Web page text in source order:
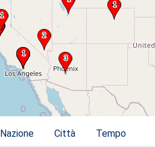
Nazione Città Tempo